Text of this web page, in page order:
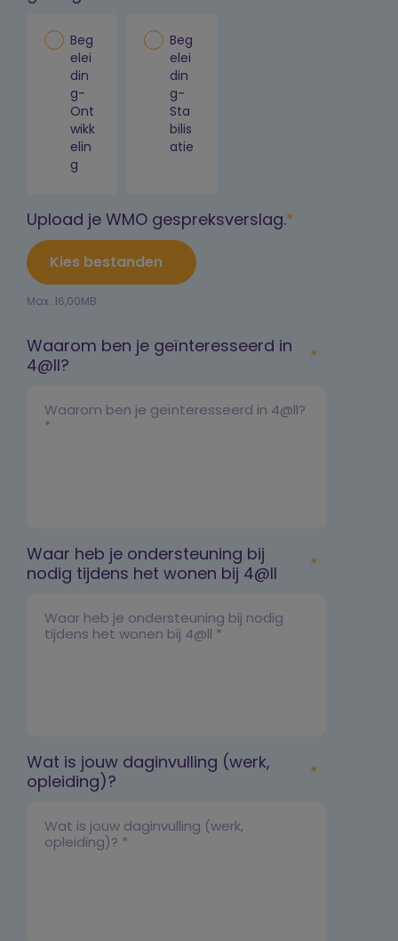
Beg
elei
din
g-
Ont
wikk
elin
g
Beg
elei
din
g-
Sta
bilis
atie
Upload je WMO gespreksverslag.
Kies bestanden
Max. 16,00MB
Waarom ben je geïnteresseerd in
4@ll?
Waar heb je ondersteuning bij
nodig tijdens het wonen bij 4@ll
Wat is jouw daginvulling (werk,
opleiding)?